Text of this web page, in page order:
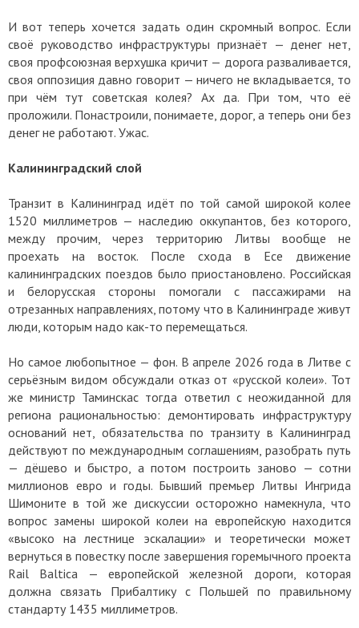
И вот теперь хочется задать один скромный вопрос. Если
своё руководство инфраструктуры признаёт — денег нет,
своя профсоюзная верхушка кричит — дорога разваливается,
своя оппозиция давно говорит — ничего не вкладывается, то
при чём тут советская колея? Ах да. При том, что её
проложили. Понастроили, понимаете, дорог, а теперь они без
денег не работают. Ужас.
Калининградский слой
Транзит в Калининград идёт по той самой широкой колее
1520 миллиметров — наследию оккупантов, без которого,
между прочим, через территорию Литвы вообще не
проехать на восток. После схода в Есе движение
калининградских поездов было приостановлено. Российская
и белорусская стороны помогали с пассажирами на
отрезанных направлениях, потому что в Калининграде живут
люди, которым надо как-то перемещаться.
Но самое любопытное — фон. В апреле 2026 года в Литве с
серьёзным видом обсуждали отказ от «русской колеи». Тот
же министр Таминскас тогда ответил с неожиданной для
региона рациональностью: демонтировать инфраструктуру
оснований нет, обязательства по транзиту в Калининград
действуют по международным соглашениям, разобрать путь
— дёшево и быстро, а потом построить заново — сотни
миллионов евро и годы. Бывший премьер Литвы Ингрида
Шимоните в той же дискуссии осторожно намекнула, что
вопрос замены широкой колеи на европейскую находится
«высоко на лестнице эскалации» и теоретически может
вернуться в повестку после завершения горемычного проекта
Rail Baltica — европейской железной дороги, которая
должна связать Прибалтику с Польшей по правильному
стандарту 1435 миллиметров.